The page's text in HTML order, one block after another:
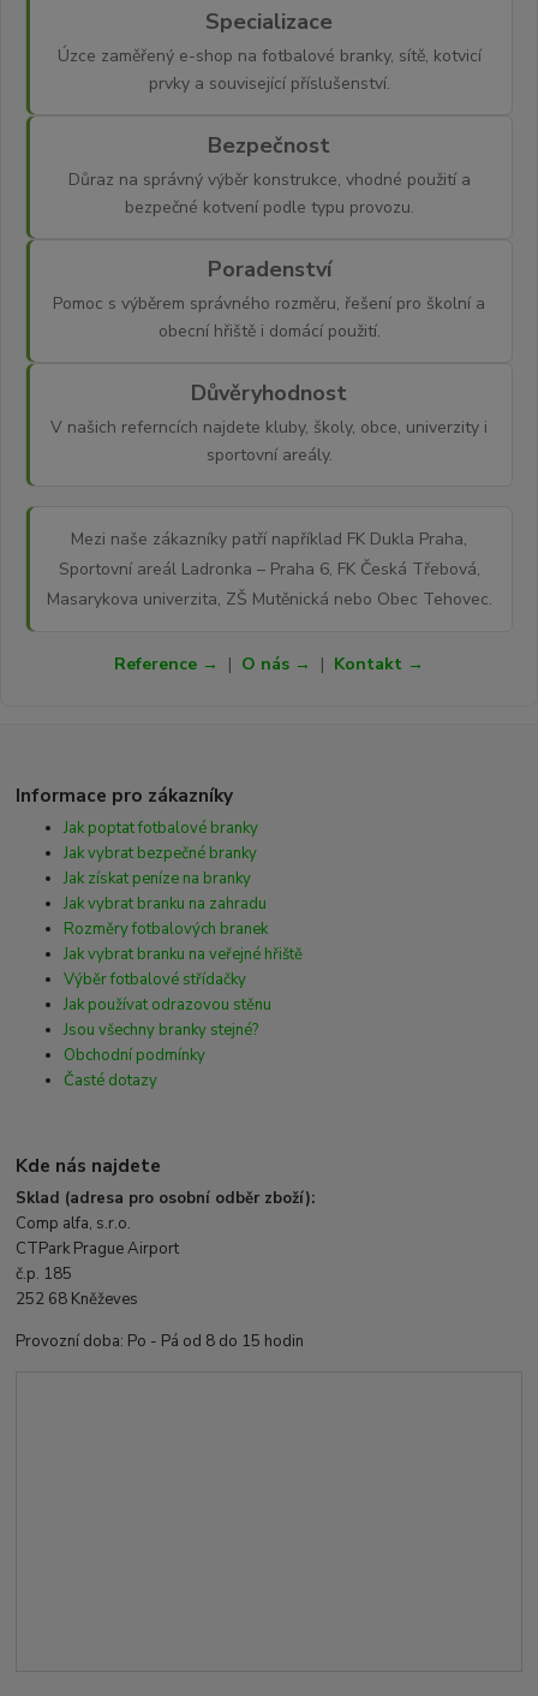
Specializace
Úzce zaměřený e-shop na fotbalové branky, sítě, kotvicí
prvky a související příslušenství.
Bezpečnost
Důraz na správný výběr konstrukce, vhodné použití a
bezpečné kotvení podle typu provozu.
Poradenství
Pomoc s výběrem správného rozměru, řešení pro školní a
obecní hřiště i domácí použití.
Důvěryhodnost
V našich referncích najdete kluby, školy, obce, univerzity i
sportovní areály.
Mezi naše zákazníky patří například FK Dukla Praha,
Sportovní areál Ladronka – Praha 6, FK Česká Třebová,
Masarykova univerzita, ZŠ Mutěnická nebo Obec Tehovec.
Reference → | O nás → | Kontakt →
Informace pro zákazníky
Jak poptat fotbalové branky
Jak vybrat bezpečné branky
Jak získat peníze na branky
Jak vybrat branku na zahradu
Rozměry fotbalových branek
Jak vybrat branku na veřejné hřiště
Výběr fotbalové střídačky
Jak používat odrazovou stěnu
Jsou všechny branky stejné?
Obchodní podmínky
Časté dotazy
Kde nás najdete
Sklad (adresa pro osobní odběr zboží):
Comp alfa, s.r.o.
CTPark Prague Airport
č.p. 185
252 68 Kněževes
Provozní doba: Po - Pá od 8 do 15 hodin